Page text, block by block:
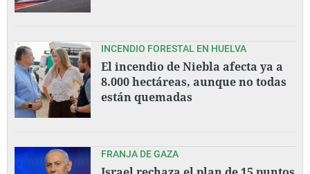
INCENDIO FORESTAL EN HUELVA
El incendio de Niebla afecta ya a
8.000 hectáreas, aunque no todas
están quemadas
FRANJA DE GAZA